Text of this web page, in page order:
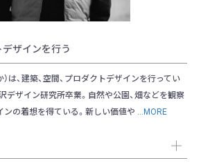
デザインを行う
は、建築、空間、プロダクトデザインを行ってい
デザイン研究所卒業。自然や公園、畑などを観察
ンの着想を得ている。新しい価値や ...MORE